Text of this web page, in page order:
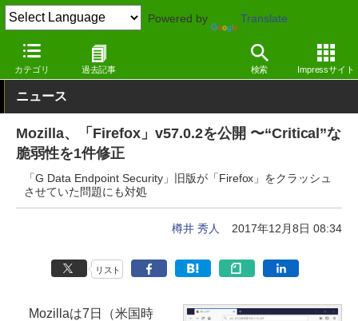
Powered by Translate
カテゴリ 過去記事 検索 Impressサイト
窓の杜 インターネット Windows
ニュース
Mozilla、「Firefox」v57.0.2を公開 〜“Critical”な
脆弱性を1件修正
「G Data Endpoint Security」旧版が「Firefox」をクラッシュ
させていた問題にも対処
樽井 秀人 2017年12月8日 08:34
リスト
Mozillaは7日（米国時